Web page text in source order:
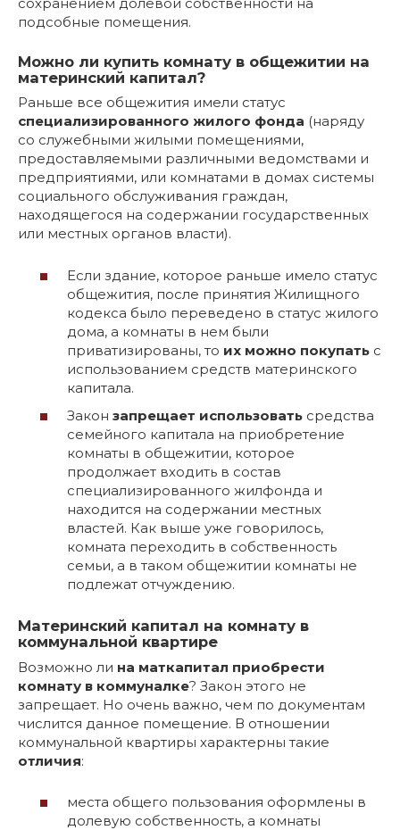
подсобные помещения.
Можно ли купить комнату в общежитии на
материнский капитал?
Раньше все общежития имели статус
специализированного жилого фонда (наряду
со служебными жилыми помещениями,
предоставляемыми различными ведомствами и
предприятиями, или комнатами в домах системы
социального обслуживания граждан,
находящегося на содержании государственных
или местных органов власти).
Если здание, которое раньше имело статус
общежития, после принятия Жилищного
кодекса было переведено в статус жилого
дома, а комнаты в нем были
приватизированы, то их можно покупать с
использованием средств материнского
капитала.
Закон запрещает использовать средства
семейного капитала на приобретение
комнаты в общежитии, которое
продолжает входить в состав
специализированного жилфонда и
находится на содержании местных
властей. Как выше уже говорилось,
комната переходить в собственность
семьи, а в таком общежитии комнаты не
подлежат отчуждению.
Материнский капитал на комнату в
коммунальной квартире
Возможно ли на маткапитал приобрести
комнату в коммуналке? Закон этого не
запрещает. Но очень важно, чем по документам
числится данное помещение. В отношении
коммунальной квартиры характерны такие
отличия:
места общего пользования оформлены в
долевую собственность, а комнаты